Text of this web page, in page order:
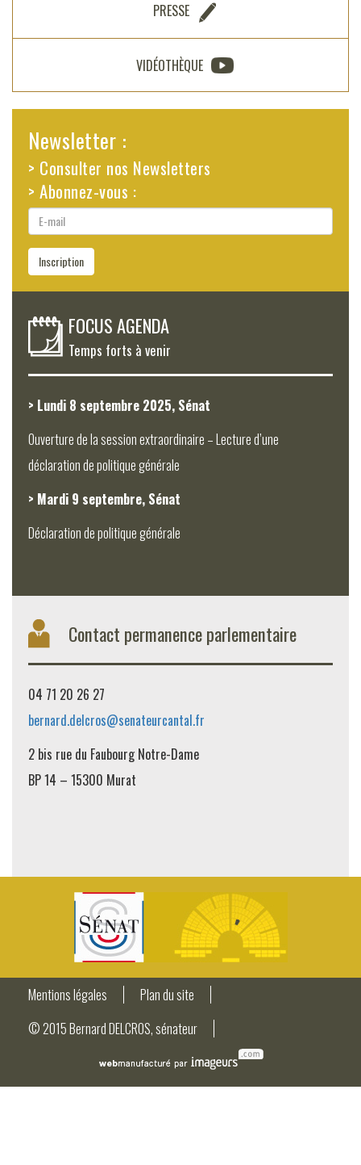
PRESSE
VIDÉOTHÈQUE
Newsletter :
> Consulter nos Newsletters
> Abonnez-vous :
E-
mail
Inscription
FOCUS AGENDA
Temps forts à venir
> Lundi 8 septembre 2025, Sénat
Ouverture de la session extraordinaire – Lecture d’une
déclaration de politique générale
> Mardi 9 septembre, Sénat
Déclaration de politique générale
Contact permanence parlementaire
04 71 20 26 27
bernard.delcros@senateurcantal.fr
2 bis rue du Faubourg Notre-Dame
BP 14 – 15300 Murat
Mentions légales
Plan du site
© 2015 Bernard DELCROS, sénateur